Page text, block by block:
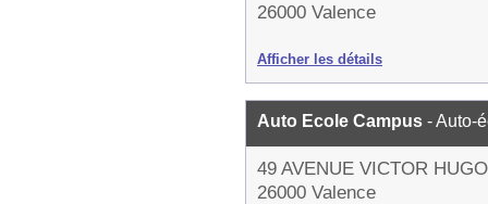
26000 Valence
Afficher les détails
Auto Ecole Campus - Auto-
49 AVENUE VICTOR HUGO
26000 Valence